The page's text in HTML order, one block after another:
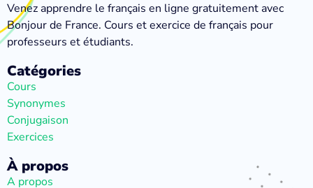
Venez apprendre le français en ligne gratuitement avec
Bonjour de France. Cours et exercice de français pour
professeurs et étudiants.
Catégories
Cours
Synonymes
Conjugaison
Exercices
À propos
A propos